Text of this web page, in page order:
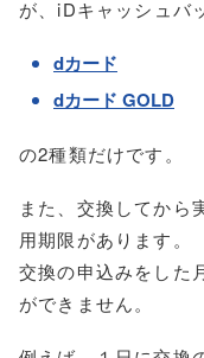
が、iDキャッシュバ
dカード
dカード GOLD
の2種類だけです。
また、交換してから
用期限があります。
交換の申込みをした
ができません。